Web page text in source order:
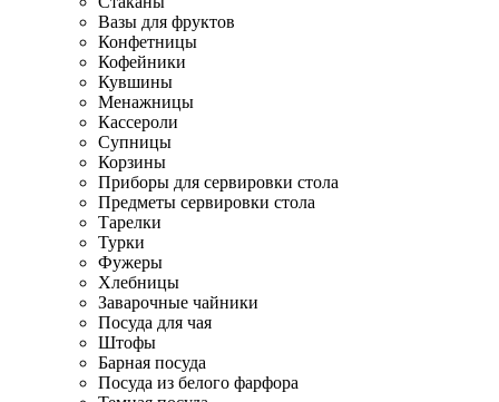
Вазы для фруктов
Конфетницы
Кофейники
Кувшины
Менажницы
Кассероли
Супницы
Корзины
Приборы для сервировки стола
Предметы сервировки стола
Тарелки
Турки
Фужеры
Хлебницы
Заварочные чайники
Посуда для чая
Штофы
Барная посуда
Посуда из белого фарфора